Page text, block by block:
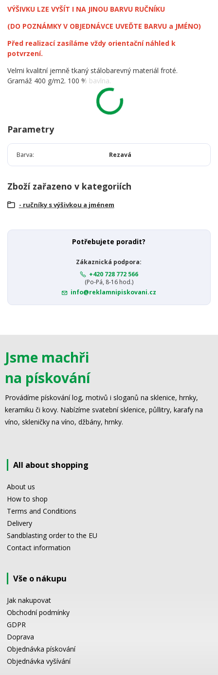
VÝŠIVKU LZE VYŠÍT I NA JINOU BARVU RUČNÍKU
(DO POZNÁMKY V OBJEDNÁVCE UVEĎTE BARVU a JMÉNO)
Před realizací zasíláme vždy orientační náhled k
potvrzení.
Velmi kvalitní jemně tkaný stálobarevný materiál froté.
Gramáž 400 g/m2. 100 % bavlna.
Parametry
Barva Rezavá
Zboží zařazeno v kategoriích
- ručníky s výšivkou a jménem
Potřebujete poradit?
Zákaznická podpora:
+420 728 772 566
(Po-Pá, 8-16 hod.)
info@reklamnipiskovani.cz
Jsme machři
na pískování
Provádíme pískování log, motivů i sloganů na sklenice, hrnky,
keramiku či kovy. Nabízíme svatební sklenice, půllitry, karafy na
víno, skleničky na víno, džbány, hrnky.
All about shopping
About us
How to shop
Terms and Conditions
Delivery
Sandblasting order to the EU
Contact information
Vše o nákupu
Jak nakupovat
Obchodní podmínky
GDPR
Doprava
Objednávka pískování
Objednávka vyšívání